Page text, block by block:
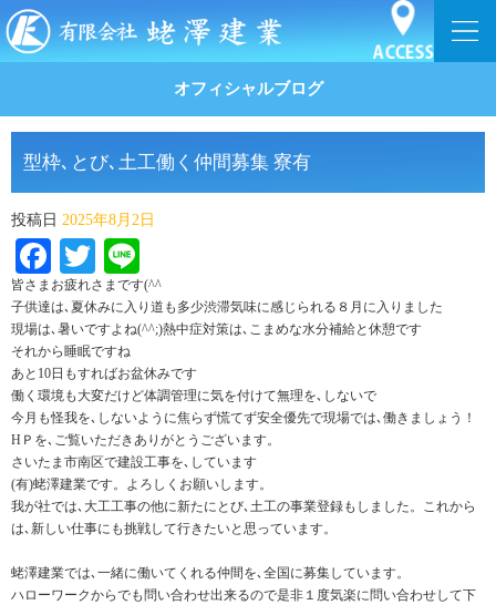
オフィシャルブログ
型枠､とび､土工働く仲間募集 寮有
投稿日 2025年8月2日
Facebook
Twitter
皆さまお疲れさまです(^^ゞ
子供達は､夏休みに入り道も多少渋滞気味に感じられる８月に入りました
現場は､暑いですよね(^^;)熱中症対策は､こまめな水分補給と休憩です
それから睡眠ですね
あと10日もすればお盆休みです
働く環境も大変だけど体調管理に気を付けて無理を､しないで
今月も怪我を､しないように焦らず慌てず安全優先で現場では､働きましょう！
HＰを､ご覧いただきありがとうございます。
さいたま市南区で建設工事を､しています
(有)蛯澤建業です。よろしくお願いします。
我が社では､大工工事の他に新たにとび､土工の事業登録もしました。これから
は､新しい仕事にも挑戦して行きたいと思っています。
蛯澤建業では､一緒に働いてくれる仲間を､全国に募集しています。
ハローワークからでも問い合わせ出来るので是非１度気楽に問い合わせして下